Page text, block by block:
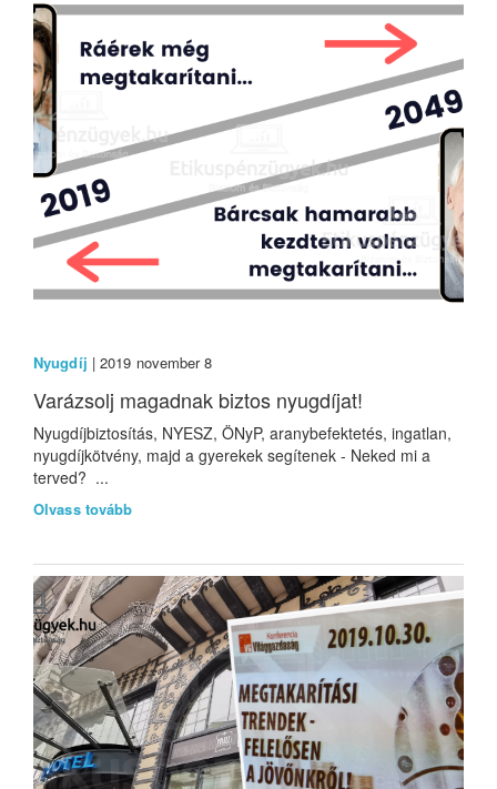
Nyugdíj | 2019 november 8
Varázsolj magadnak biztos nyugdíjat!
Nyugdíjbiztosítás, NYESZ, ÖNyP, aranybefektetés, ingatlan,
nyugdíjkötvény, majd a gyerekek segítenek - Neked mi a
terved? ...
Olvass tovább